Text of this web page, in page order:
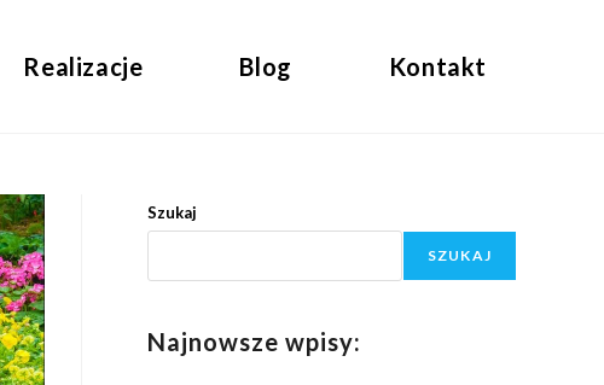
Realizacje Blog Kontakt
Szukaj
SZUKAJ
Najnowsze wpisy: